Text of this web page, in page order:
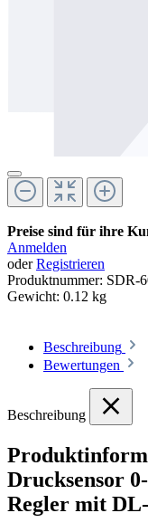
Preise sind für ihre
Anmelden
oderRegistrieren
Produktnummer: SDR-
Gewicht: 0.12 kg
Beschreibung
Bewertungen
Beschreibung
Drucksensor
Regler mit